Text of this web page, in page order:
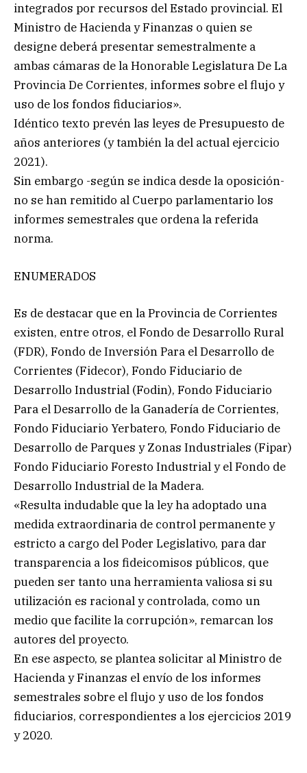
integrados por recursos del Estado provincial. El
Ministro de Hacienda y Finanzas o quien se
designe deberá presentar semestralmente a
ambas cámaras de la Honorable Legislatura De La
Provincia De Corrientes, informes sobre el flujo y
uso de los fondos fiduciarios».
Idéntico texto prevén las leyes de Presupuesto de
años anteriores (y también la del actual ejercicio
2021).
Sin embargo -según se indica desde la oposición-
no se han remitido al Cuerpo parlamentario los
informes semestrales que ordena la referida
norma.
ENUMERADOS
Es de destacar que en la Provincia de Corrientes
existen, entre otros, el Fondo de Desarrollo Rural
(FDR), Fondo de Inversión Para el Desarrollo de
Corrientes (Fidecor), Fondo Fiduciario de
Desarrollo Industrial (Fodin), Fondo Fiduciario
Para el Desarrollo de la Ganadería de Corrientes,
Fondo Fiduciario Yerbatero, Fondo Fiduciario de
Desarrollo de Parques y Zonas Industriales (Fipar)
Fondo Fiduciario Foresto Industrial y el Fondo de
Desarrollo Industrial de la Madera.
«Resulta indudable que la ley ha adoptado una
medida extraordinaria de control permanente y
estricto a cargo del Poder Legislativo, para dar
transparencia a los fideicomisos públicos, que
pueden ser tanto una herramienta valiosa si su
utilización es racional y controlada, como un
medio que facilite la corrupción», remarcan los
autores del proyecto.
En ese aspecto, se plantea solicitar al Ministro de
Hacienda y Finanzas el envío de los informes
semestrales sobre el flujo y uso de los fondos
fiduciarios, correspondientes a los ejercicios 2019
y 2020.